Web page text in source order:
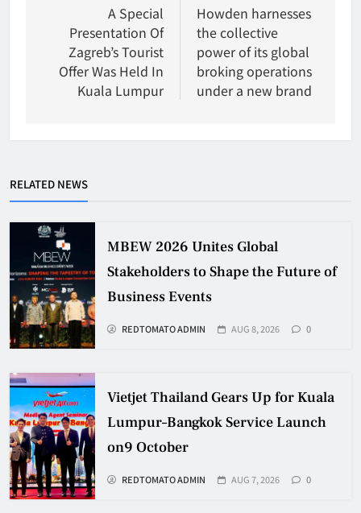
navigation
A Special
Presentation Of
Zagreb’s Tourist
Offer Was Held In
Kuala Lumpur
Howden harnesses
the collective
power of its global
broking operations
under a new brand
RELATED NEWS
MBEW 2026 Unites Global
Stakeholders to Shape the Future of
Business Events
REDTOMATO ADMIN AUG 8, 2026 0
Vietjet Thailand Gears Up for Kuala
Lumpur–Bangkok Service Launch
on9 October
REDTOMATO ADMIN AUG 7, 2026 0